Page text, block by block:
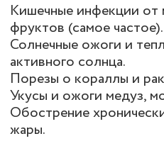
Кишечные инфекции
фруктов (самое частое).
Солнечные ожоги и
активного солнца.
Порезы о кораллы и
Укусы и ожоги медуз,
Обострение
жары.